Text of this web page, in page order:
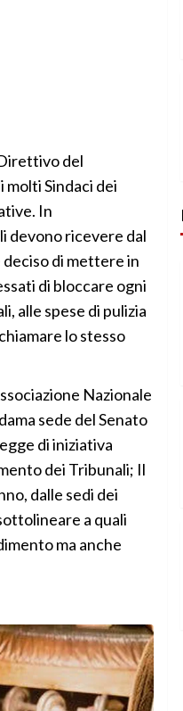
del
Sindaci dei
In
devono ricevere dal
di mettere in
di bloccare ogni
alle spese di pulizia
lo stesso
Nazionale
sede del Senato
di iniziativa
dei Tribunali; Il
dalle sedi dei
a quali
ma anche